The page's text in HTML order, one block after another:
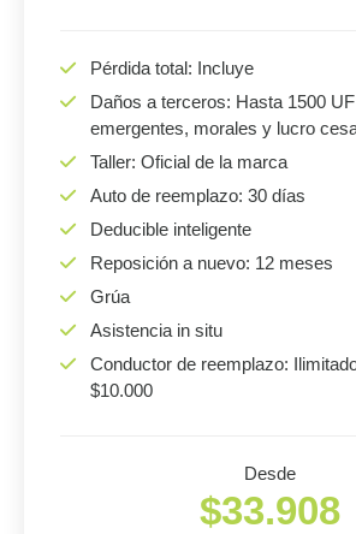
Pérdida total: Incluye
Daños a terceros: Hasta 1500
emergentes, morales y lucro
Taller: Oficial de la marca
Auto de reemplazo: 30 días
Deducible inteligente
Reposición a nuevo: 12 meses
Grúa
Asistencia in situ
Conductor de reemplazo:
$10.000
Desde
$33.908